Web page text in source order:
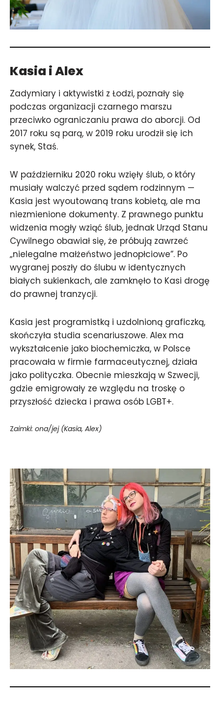
Kasia i Alex
Zadymiary i aktywistki z Łodzi, poznały się
podczas organizacji czarnego marszu
przeciwko ograniczaniu prawa do aborcji. Od
2017 roku są parą, w 2019 roku urodził się ich
synek, Staś.
W październiku 2020 roku wzięły ślub, o który
musiały walczyć przed sądem rodzinnym —
Kasia jest wyoutowaną trans kobietą, ale ma
niezmienione dokumenty. Z prawnego punktu
widzenia mogły wziąć ślub, jednak Urząd Stanu
Cywilnego obawiał się, że próbują zawrzeć
„nielegalne małżeństwo jednopłciowe”. Po
wygranej poszły do ślubu w identycznych
białych sukienkach, ale zamknęło to Kasi drogę
do prawnej tranzycji.
Kasia jest programistką i uzdolnioną graficzką,
skończyła studia scenariuszowe. Alex ma
wykształcenie jako biochemiczka, w Polsce
pracowała w firmie farmaceutycznej, działa
jako polityczka. Obecnie mieszkają w Szwecji,
gdzie emigrowały ze względu na troskę o
przyszłość dziecka i prawa osób LGBT+.
Zaimki: ona/jej (Kasia, Alex)